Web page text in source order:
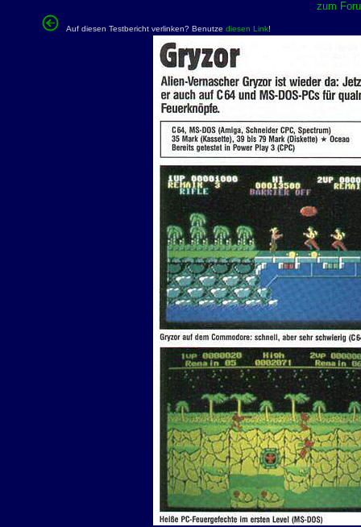
zum
Auf diesen Testbericht verlinken? Benutze diesen Link!